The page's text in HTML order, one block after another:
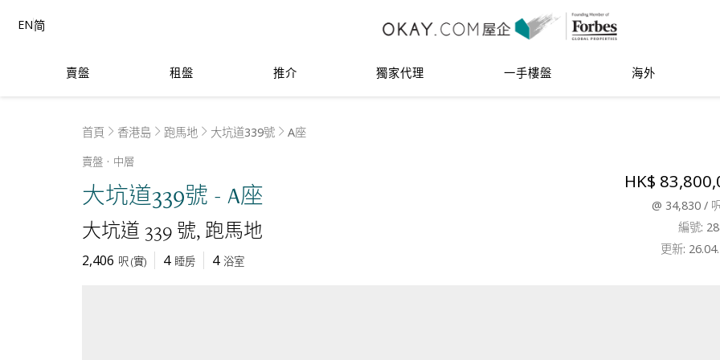
賣盤 租盤 推介 獨家代理 一手樓盤 海外
EN简
首頁 香港島 跑馬地 大坑道339號 A座
賣盤 中層
大坑道339號 - A座
大坑道 339 號 跑馬地
HK$
@ 34,830 /
編號:
更新:
2,406 呎(實) 4 睡房 4 浴室